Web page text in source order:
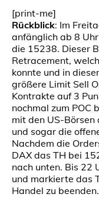
[print-me]
Rückblick: Im
anfänglich ab 8
die 15238. Dieser
Retracement,
konnte und in
größere Limit Sell
Kontrakte auf 3
nochmal zum POC
mit den US-
und sogar die
Nachdem die
DAX das TH bei
nach unten. Bis 22
und markierte das
Handel zu beenden.